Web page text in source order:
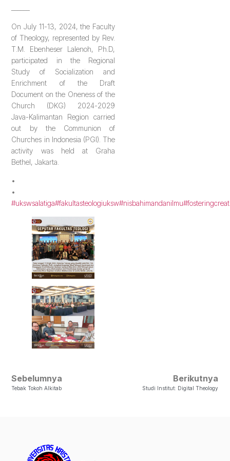
On July 11-13, 2024, the Faculty
of Theology, represented by Rev.
T.M. Ebenheser Lalenoh, Ph.D,
participated in the Regional
Study of Socialization and
Enrichment of the Draft
Document on the Oneness of the
Church (DKG) 2024-2029
Java-Kalimantan Region carried
out by the Communion of
Churches in Indonesia (PGI). The
activity was held at Graha
Bethel, Jakarta.
•
•
#ukswsalatiga#fakultasteologiuksw#nisbahimandanilmu
Sebelumnya
Tebak Tokoh Alkitab
Berikutnya
Studi Institut: Digital Theology